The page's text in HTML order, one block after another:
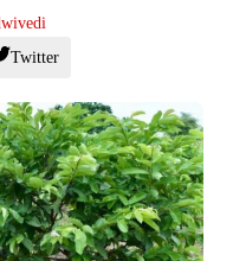
Twitter